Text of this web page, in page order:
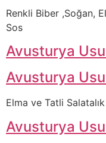
Renkli Biber ,Soğan,
Sos
Avusturya
Avusturya
Elma ve Tatli
Avusturya